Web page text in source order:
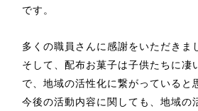
です。
多くの職員さんに感謝をいただきま
そして、配布お菓子は子供たちに凄
で、地域の活性化に繋がっていると
今後の活動内容に関しても、地域の